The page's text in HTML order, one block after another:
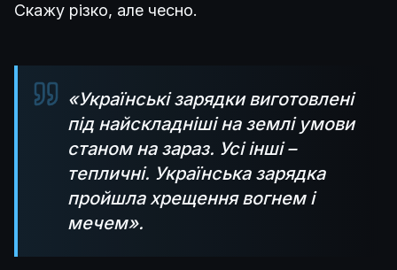
Скажу різко, але чесно.
«Українські зарядки виготовлені
під найскладніші на землі умови
станом на зараз. Усі інші –
тепличні. Українська зарядка
пройшла хрещення вогнем і
мечем».